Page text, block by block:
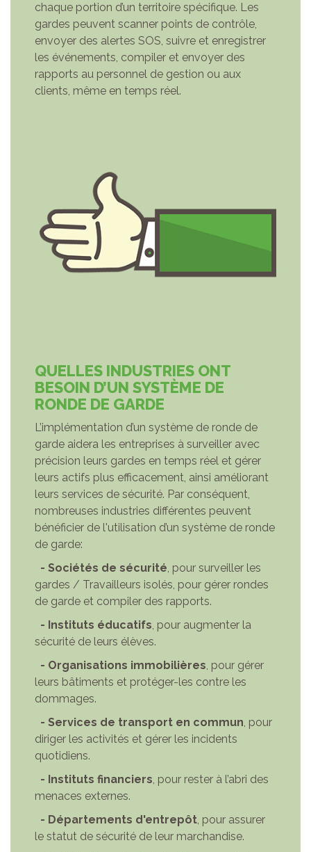
chaque portion d’un territoire spécifique. Les
gardes peuvent scanner points de contrôle,
envoyer des alertes SOS, suivre et enregistrer
les événements, compiler et envoyer des
rapports au personnel de gestion ou aux
clients, même en temps réel.
QUELLES INDUSTRIES ONT
BESOIN D’UN SYSTÈME DE
RONDE DE GARDE
L’implémentation d’un système de ronde de
garde aidera les entreprises à surveiller avec
précision leurs gardes en temps réel et gérer
leurs actifs plus efficacement, ainsi améliorant
leurs services de sécurité. Par conséquent,
nombreuses industries différentes peuvent
bénéficier de l'utilisation d’un système de ronde
de garde:
- Sociétés de sécurité, pour surveiller les
gardes / Travailleurs isolés, pour gérer rondes
de garde et compiler des rapports.
- Instituts éducatifs, pour augmenter la
sécurité de leurs élèves.
- Organisations immobilières, pour gérer
leurs bâtiments et protéger-les contre les
dommages.
- Services de transport en commun, pour
diriger les activités et gérer les incidents
quotidiens.
- Instituts financiers, pour rester à l’abri des
menaces externes.
- Départements d'entrepôt, pour assurer
le statut de sécurité de leur marchandise.